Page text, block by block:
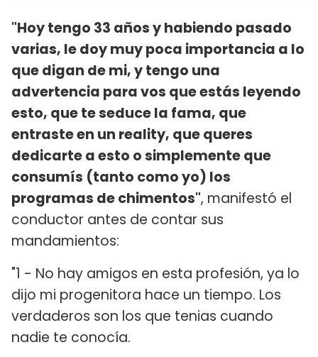
"Hoy tengo 33 años y habiendo pasado
varias, le doy muy poca importancia a lo
que digan de mi, y tengo una
advertencia para vos que estás leyendo
esto, que te seduce la fama, que
entraste en un reality, que queres
dedicarte a esto o simplemente que
consumís (tanto como yo) los
programas de chimentos", manifestó el
conductor antes de contar sus
mandamientos:
"1 - No hay amigos en esta profesión, ya lo
dijo mi progenitora hace un tiempo. Los
verdaderos son los que tenias cuando
nadie te conocía.